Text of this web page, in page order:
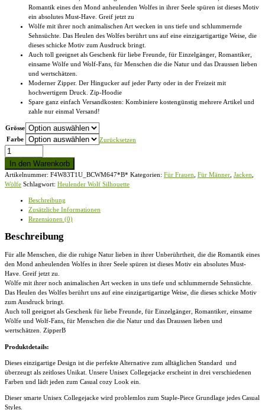
Romantik eines den Mond anheulenden Wolfes in ihrer Seele spüren ist dieses Motiv
ein absolutes Must-Have. Greif jetzt zu
Wölfe mit ihrer noch animalischen Art wecken in uns tiefe und schlummernde
Sehnsüchte. Das Heulen des Wolfes berührt uns auf eine einzigartigartige Weise, die
dieses schicke Motiv zum Ausdruck bringt.
Auch toll geeignet als Geschenk für liebe Freunde, für Einzelgänger, Romantiker,
einsame Wölfe und Wolf-Fans, für Menschen die die Natur und das Draussen lieben
und wertschätzen.
Moderner Zipper. Der Hingucker auf jeder Party oder in der Freizeit mit
hochwertigem Druck. Zip-Hoodie
Spare ganz einfach Versandkosten: Kombiniere kostengünstig mehrere Artikel und
zahle nur einmal Versand!
Grösse
Farbe
Zurücksetzen
Heulender
Wolf
Silhouette
vor
Vollmond
In den Warenkorb
Artikelnummer: F4W83T1U_BCWM647*B* Kategorien: Für Frauen Für Männer Jacken
Wölfe Schlagwort: Heulender Wolf Silhouette
Beschreibung
Zusätzliche Informationen
Rezensionen (0)
Beschreibung
Für alle Menschen, die die ruhige Natur lieben in ihrer Unberührtheit, die die Romantik eines
den Mond anheulenden Wolfes in ihrer Seele spüren ist dieses Motiv ein absolutes Must-
Have. Greif jetzt zu.
Wölfe mit ihrer noch animalischen Art wecken in uns tiefe und schlummernde Sehnsüchte.
Das Heulen des Wolfes berührt uns auf eine einzigartigartige Weise, die dieses schicke Motiv
zum Ausdruck bringt.
Auch toll geeignet als Geschenk für liebe Freunde, für Einzelgänger, Romantiker, einsame
Wölfe und Wolf-Fans, für Menschen die die Natur und das Draussen lieben und
wertschätzen. ZipperB
Produktdetails:
Dieses einzigartige Design ist die perfekte Alternative zum alltäglichen Standard und
überzeugt als zeitloses Unikat. Unsere Unisex Collegejacke erscheint in drei verschiedenen
Farben und lädt jeden zum Casual cozy Look ein.
Dieser smarte Unisex Collegejacke wird problemlos zum Staple-Piece Grundlage jedes Casual
Styles.